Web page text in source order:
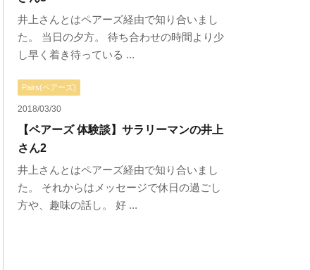
井上さんとはペアーズ経由で知り合いまし
た。 当日の夕方。 待ち合わせの時間より少
し早く着き待っている ...
Pairs(ペアーズ)
2018/03/30
【ペアーズ 体験談】サラリーマンの井上
さん2
井上さんとはペアーズ経由で知り合いまし
た。 それからはメッセージで休日の過ごし
方や、趣味の話し。 好 ...